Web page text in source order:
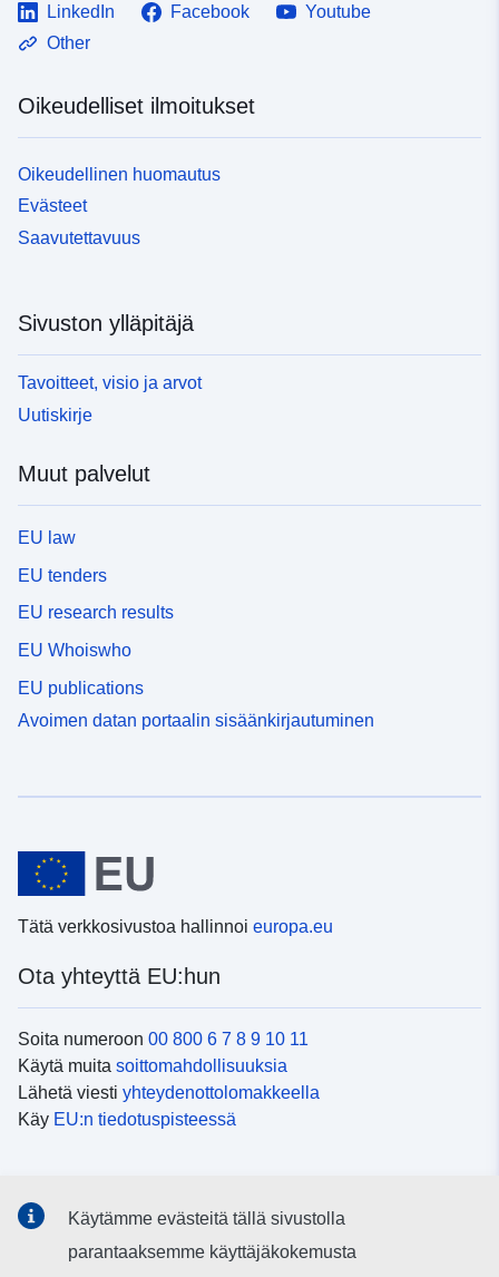
LinkedIn Facebook
Youtube
Other
Oikeudelliset ilmoitukset
Oikeudellinen huomautus
Evästeet
Saavutettavuus
Sivuston ylläpitäjä
Tavoitteet, visio ja arvot
Uutiskirje
Muut palvelut
EU law
EU tenders
EU research results
EU Whoiswho
EU publications
Avoimen datan portaalin sisäänkirjautuminen
Tätä verkkosivustoa hallinnoi europa.eu
Ota yhteyttä EU:hun
Soita numeroon 00 800 6 7 8 9 10 11
Käytä muita soittomahdollisuuksia
Lähetä viesti yhteydenottolomakkeella
Käy EU:n tiedotuspisteessä
sosiaalisessa mediassa
Käytämme evästeitä tällä sivustolla
parantaaksemme käyttäjäkokemusta